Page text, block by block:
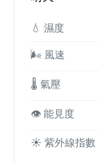
💧 濕度
🌬️ 風速
🌡️ 氣壓
👁️ 能見度
☀️ 紫外線指數